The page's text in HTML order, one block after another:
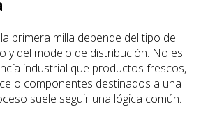
primera milla depende del tipo de
y del modelo de distribución. No es
industrial que productos frescos,
o componentes destinados a una
suele seguir una lógica común.